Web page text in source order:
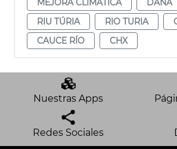
RIU TÚRIA
RIO TURIA
CAUCE RÍO
CHX
Nuestras Apps
Redes Sociales